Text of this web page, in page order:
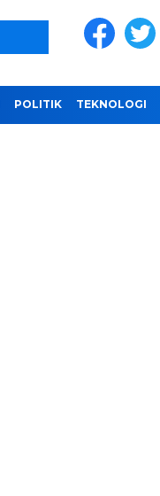
POLITIK TEKNOLOGI